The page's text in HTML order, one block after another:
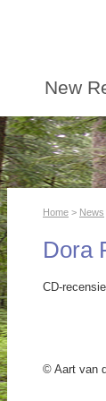
New
Home > News
Dora
CD-recensie
© Aart van